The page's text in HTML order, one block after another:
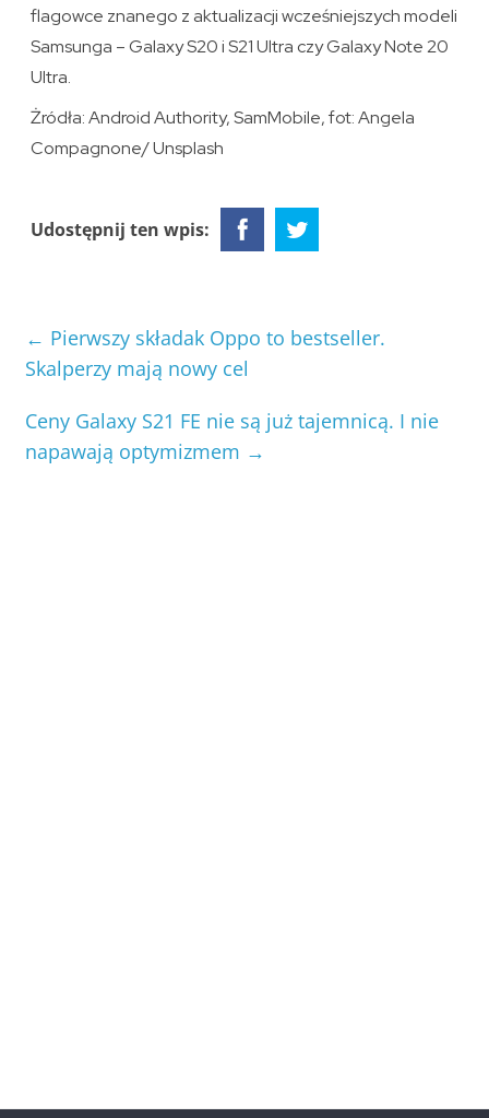
flagowce znanego z aktualizacji wcześniejszych modeli
Samsunga – Galaxy S20 i S21 Ultra czy Galaxy Note 20
Ultra.
Żródła: Android Authority, SamMobile, fot: Angela
Compagnone/ Unsplash
Udostępnij ten wpis:
← Pierwszy składak Oppo to bestseller.
Skalperzy mają nowy cel
Ceny Galaxy S21 FE nie są już tajemnicą. I nie
napawają optymizmem →